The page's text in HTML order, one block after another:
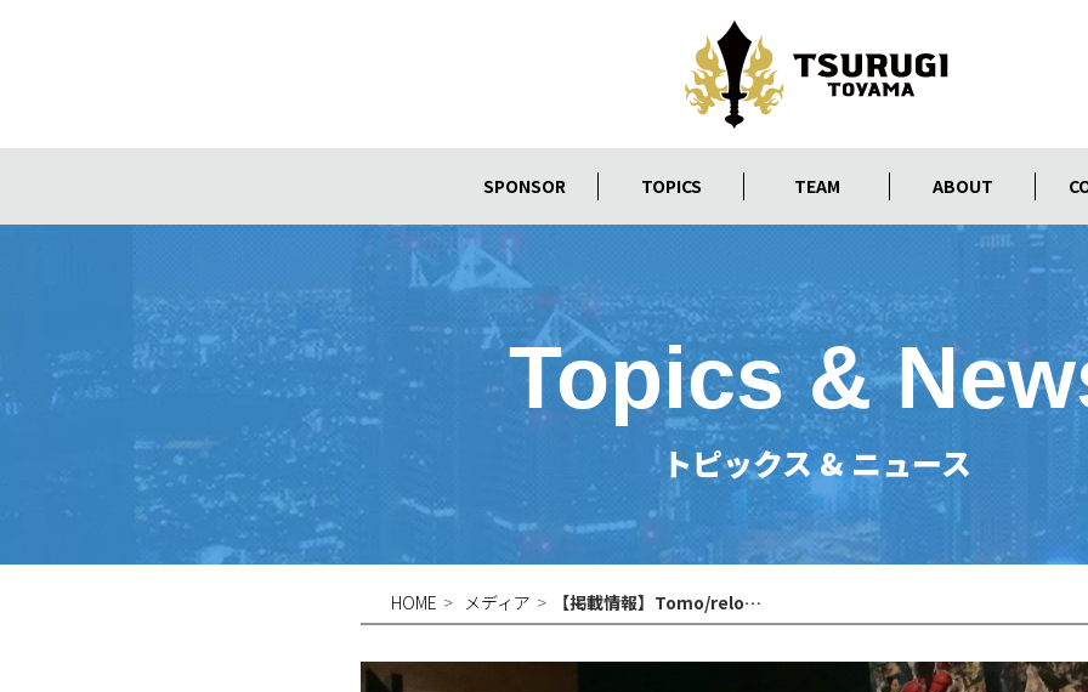
SPONSOR TOPICS TEAM ABOUT
Topics &
トピックス & ニュース
HOME メディア 【掲載情報】Tomo/relo選手 富山情報の取材